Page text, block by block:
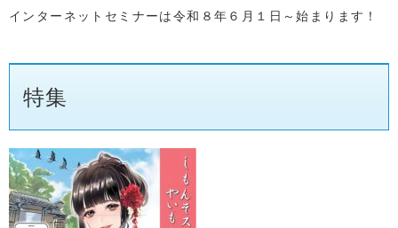
インターネットセミナーは令和８年６月１日～始まります！
特集